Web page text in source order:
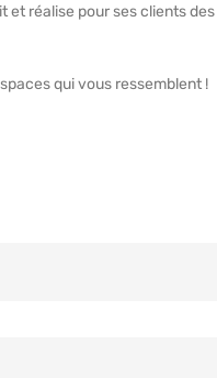
et réalise pour ses clients des
qui vous ressemblent !